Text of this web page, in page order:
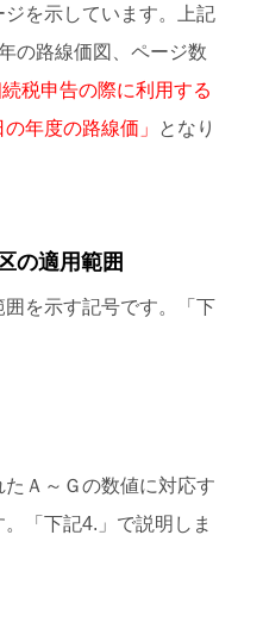
を示しています。上記
の路線価図、ページ数
税申告の際に利用する
年度の路線価」
となり
の適用範囲
を示す記号です。「下
Ａ～Ｇの数値に対応す
「下記4.」で説明しま